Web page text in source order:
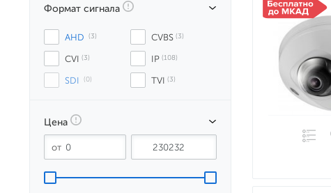
Формат сигнала
AHD (3) CVBS (3)
CVI (3) IP (108)
SDI (0) TVI (3)
Цена